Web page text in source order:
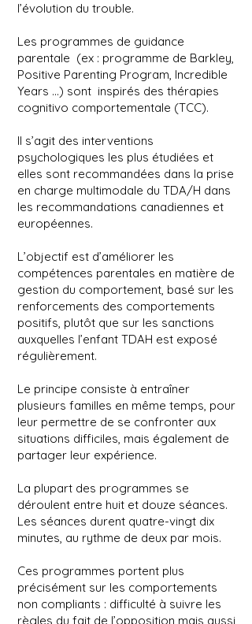
l’évolution du trouble.
Les programmes de guidance
parentale (ex : programme de Barkley,
Positive Parenting Program, Incredible
Years …) sont inspirés des thérapies
cognitivo comportementale (TCC).
Il s’agit des interventions
psychologiques les plus étudiées et
elles sont recommandées dans la prise
en charge multimodale du TDA/H dans
les recommandations canadiennes et
européennes.
L’objectif est d’améliorer les
compétences parentales en matière de
gestion du comportement, basé sur les
renforcements des comportements
positifs, plutôt que sur les sanctions
auxquelles l’enfant TDAH est exposé
régulièrement.
Le principe consiste à entraîner
plusieurs familles en même temps, pour
leur permettre de se confronter aux
situations difficiles, mais également de
partager leur expérience.
La plupart des programmes se
déroulent entre huit et douze séances.
Les séances durent quatre-vingt dix
minutes, au rythme de deux par mois.
Ces programmes portent plus
précisément sur les comportements
non compliants : difficulté à suivre les
règles du fait de l’opposition mais aussi